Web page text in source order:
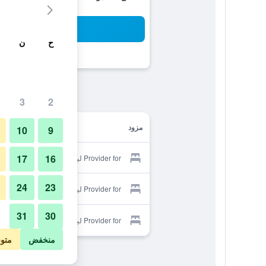
مزود
Provider for ليسايد هوتل
Provider for ليسايد هوتل
Provider for ليسايد هوتل
ح ن
2
3
9
10
16
17
23
24
30
31
منخفض